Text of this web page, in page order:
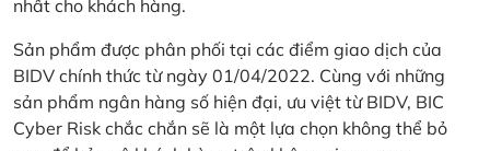
nhất cho khách hàng.
Sản phẩm được phân phối tại các điểm giao dịch của
BIDV chính thức từ ngày 01/04/2022. Cùng với những
sản phẩm ngân hàng số hiện đại, ưu việt từ BIDV, BIC
Cyber Risk chắc chắn sẽ là một lựa chọn không thể bỏ